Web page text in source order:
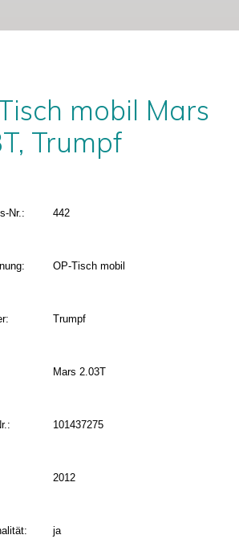
mobil Mars
Trumpf
Nr.: 442
OP-Tisch mobil
Trumpf
Mars 2.03T
101437275
2012
ja